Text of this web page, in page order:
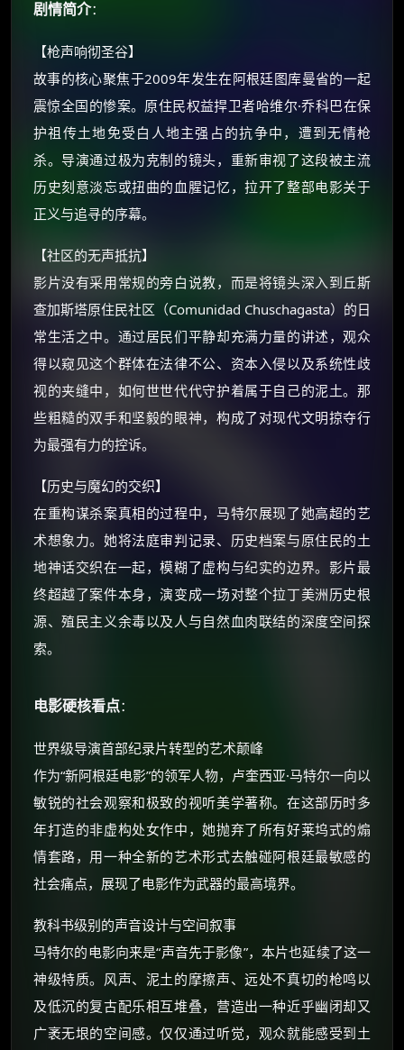
剧情简介：
【枪声响彻圣谷】
故事的核心聚焦于2009年发生在阿根廷图库曼省的一起
震惊全国的惨案。原住民权益捍卫者哈维尔·乔科巴在保
护祖传土地免受白人地主强占的抗争中，遭到无情枪
杀。导演通过极为克制的镜头，重新审视了这段被主流
历史刻意淡忘或扭曲的血腥记忆，拉开了整部电影关于
正义与追寻的序幕。
【社区的无声抵抗】
影片没有采用常规的旁白说教，而是将镜头深入到丘斯
查加斯塔原住民社区（Comunidad Chuschagasta）的日
常生活之中。通过居民们平静却充满力量的讲述，观众
得以窥见这个群体在法律不公、资本入侵以及系统性歧
视的夹缝中，如何世世代代守护着属于自己的泥土。那
些粗糙的双手和坚毅的眼神，构成了对现代文明掠夺行
为最强有力的控诉。
【历史与魔幻的交织】
在重构谋杀案真相的过程中，马特尔展现了她高超的艺
术想象力。她将法庭审判记录、历史档案与原住民的土
地神话交织在一起，模糊了虚构与纪实的边界。影片最
终超越了案件本身，演变成一场对整个拉丁美洲历史根
源、殖民主义余毒以及人与自然血肉联结的深度空间探
索。
电影硬核看点：
世界级导演首部纪录片转型的艺术颠峰
作为“新阿根廷电影”的领军人物，卢奎西亚·马特尔一向以
敏锐的社会观察和极致的视听美学著称。在这部历时多
年打造的非虚构处女作中，她抛弃了所有好莱坞式的煽
情套路，用一种全新的艺术形式去触碰阿根廷最敏感的
社会痛点，展现了电影作为武器的最高境界。
教科书级别的声音设计与空间叙事
马特尔的电影向来是“声音先于影像”，本片也延续了这一
神级特质。风声、泥土的摩擦声、远处不真切的枪鸣以
及低沉的复古配乐相互堆叠，营造出一种近乎幽闭却又
广袤无垠的空间感。仅仅通过听觉，观众就能感受到土
🧧 福利领取站
☕
朋友们辛苦了 💦
你需要的各种会员，都可低价购买！
如夸克12个月送14天 最低75元！
还有支付宝现金红包、外卖红包、
⚡ 前往【大淘客】领红包
☕ 海外大侠？通过 Ko-fi 赐茶